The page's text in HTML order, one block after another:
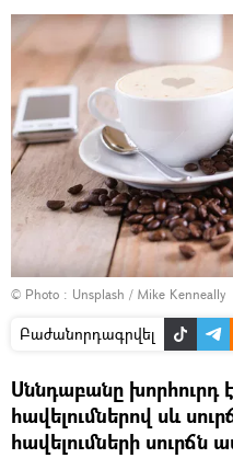
© Photo : Unsplash / Mike Kenneally
Բաժանորդագրվել
Սննդաբանը խորհուրդ
հավելումներով սև
հավելումների սուրճն